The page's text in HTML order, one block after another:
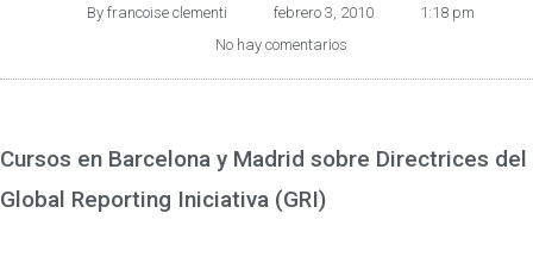
By francoise clementi febrero 3, 2010
1:18 pm
No hay comentarios
Cursos en Barcelona y Madrid sobre Directrices del
Global Reporting Iniciativa (GRI)